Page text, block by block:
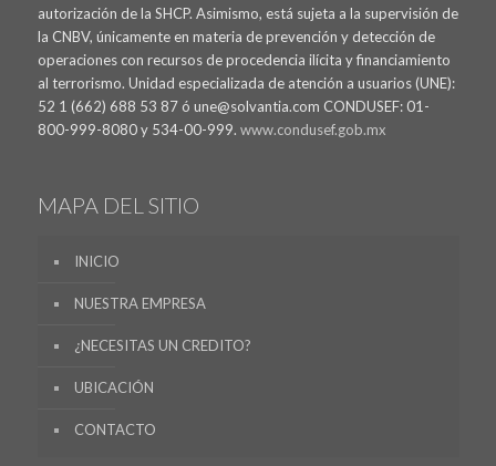
autorización de la SHCP. Asimismo, está sujeta a la supervisión de
la CNBV, únicamente en materia de prevención y detección de
operaciones con recursos de procedencia ilícita y financiamiento
al terrorismo. Unidad especializada de atención a usuarios (UNE):
52 1 (662) 688 53 87 ó une@solvantia.com CONDUSEF: 01-
800-999-8080 y 534-00-999. www.condusef.gob.mx
MAPA DEL SITIO
INICIO
NUESTRA EMPRESA
¿NECESITAS UN CREDITO?
UBICACIÓN
CONTACTO